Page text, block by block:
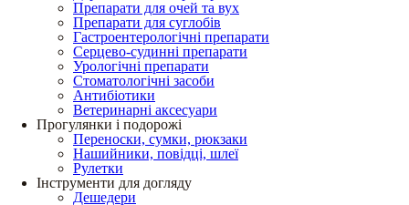
Препарати для очей та вух
Препарати для суглобів
Гастроентерологічні препарати
Серцево-судинні препарати
Урологічні препарати
Стоматологічні засоби
Антибіотики
Ветеринарні аксесуари
Прогулянки і подорожі
Переноски, сумки, рюкзаки
Нашийники, повідці, шлеї
Рулетки
Інструменти для догляду
Дешедери